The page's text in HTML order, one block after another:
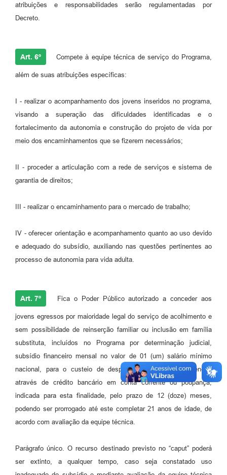
atribuições e responsabilidades serão regulamentadas por
Decreto.
Art. 6º Compete à equipe técnica de serviço do Programa,
além de suas atribuições específicas:
I - realizar o acompanhamento dos jovens inseridos no programa,
visando a superação das dificuldades identificadas e o
fortalecimento da autonomia e construção do projeto de vida por
meio dos encaminhamentos que se fizerem necessários;
II - proceder a articulação com a rede de serviços e sistema de
garantia de direitos;
III - realizar o encaminhamento para o mercado de trabalho;
IV - oferecer orientação e acompanhamento quanto ao uso devido
e adequado do subsídio, auxiliando nas questões pertinentes ao
processo de autonomia para vida adulta.
Art. 7º Fica o Poder Público autorizado a conceder aos
jovens egressos por maioridade legal do serviço de acolhimento e
sem possibilidade de reinserção familiar ou inclusão em família
substituta, incluídos no Programa por determinação judicial,
subsídio financeiro mensal no valor de 01 (um) salário mínimo
nacional, para o custeio de despesas para sua subsistência,
através de crédito bancário em conta corrente ou poupança,
indicada para esta finalidade, pelo prazo de 12 (doze) meses,
podendo ser prorrogado até este completar 21 anos de idade, de
acordo com avaliação da equipe técnica.
Parágrafo único. O recurso destinado previsto no “caput” poderá
ser extinto, a qualquer tempo, caso seja constatado uso